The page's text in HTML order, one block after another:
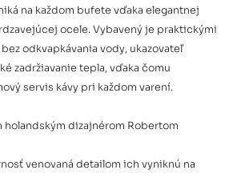
14 l, čierny 157,97 €
na každom bufete vďaka elegantnej
ocele. Vybavený je praktickými
odkvapkávania vody, ukazovateľ
zadržiavanie tepla, vďaka čomu
servis kávy pri každom varení.
holandským dizajnérom Robertom
venovaná detailom ich vyniknú na